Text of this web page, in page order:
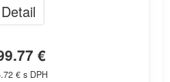
Detail
€
€ s DPH